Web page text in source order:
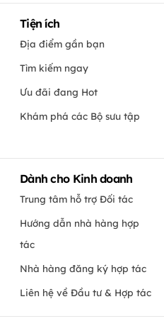
Tiện ích
Địa điểm gần bạn
Tìm kiếm ngay
Ưu đãi đang Hot
Khám phá các Bộ sưu tập
Dành cho Kinh doanh
Trung tâm hỗ trợ Đối tác
Hướng dẫn nhà hàng hợp
tác
Nhà hàng đăng ký hợp tác
Liên hệ về Đầu tư & Hợp tác